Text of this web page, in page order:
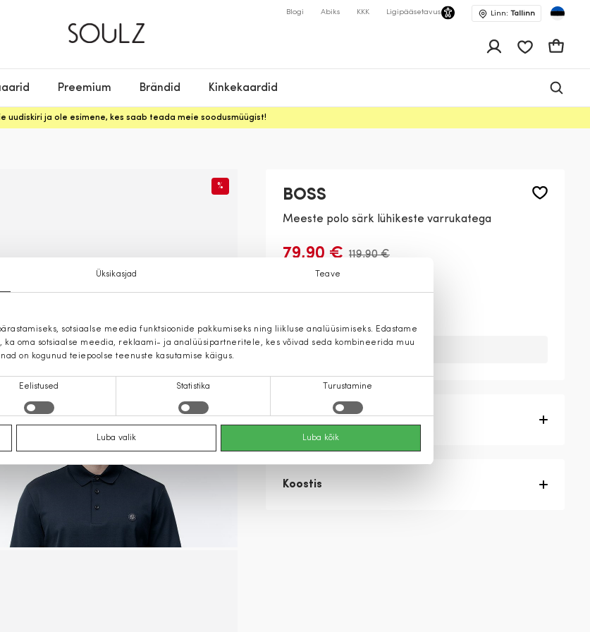
Üksikasjad Teave
sotsiaalse meedia funktsioonide pakkumiseks ning liikluse analüüsimiseks. Edastame
ka oma sotsiaalse meedia, reklaami- ja analüüsipartneritele, kes võivad seda kombineerida muu
on kogunud teiepoolse teenuste kasutamise käigus.
Eelistused Statistika Turustamine
Luba valik Luba kõik
Blogi Abiks KKK Ligipääsetavus Linn: Tallinn
Preemium Brändid Kinkekaardid
uudiskiri ja ole esimene, kes saab teada meie soodusmüügist!
%
BOSS
Meeste polo särk lühikeste varrukatega
79,90 € 119,90 €
Tootekirjeldus
Koostis